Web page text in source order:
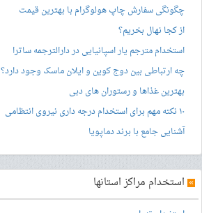
چگونگی سفارش چاپ هولوگرام با بهترین قیمت
از کجا نهال بخریم؟
استخدام مترجم یار اسپانیایی در دارالترجمه ساترا
چه ارتباطی بین دوج کوین و ایلان ماسک وجود دارد؟
بهترین غذاها و رستوران های دبی
۱۰ نکته مهم برای استخدام درجه داری نیروی انتظامی
آشنایی جامع با برند دماپویا
» استخدام مراکز استانها